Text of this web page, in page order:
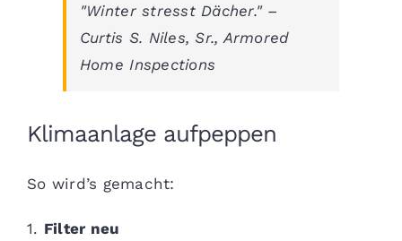
"Winter stresst Dächer." –
Curtis S. Niles, Sr., Armored
Home Inspections
Klimaanlage aufpeppen
So wird’s gemacht:
1. Filter neu